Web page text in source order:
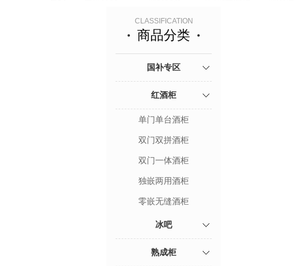
CLASSIFICATION
商品分类
国补专区
红酒柜
单门单台酒柜
双门双拼酒柜
双门一体酒柜
独嵌两用酒柜
零嵌无缝酒柜
冰吧
熟成柜